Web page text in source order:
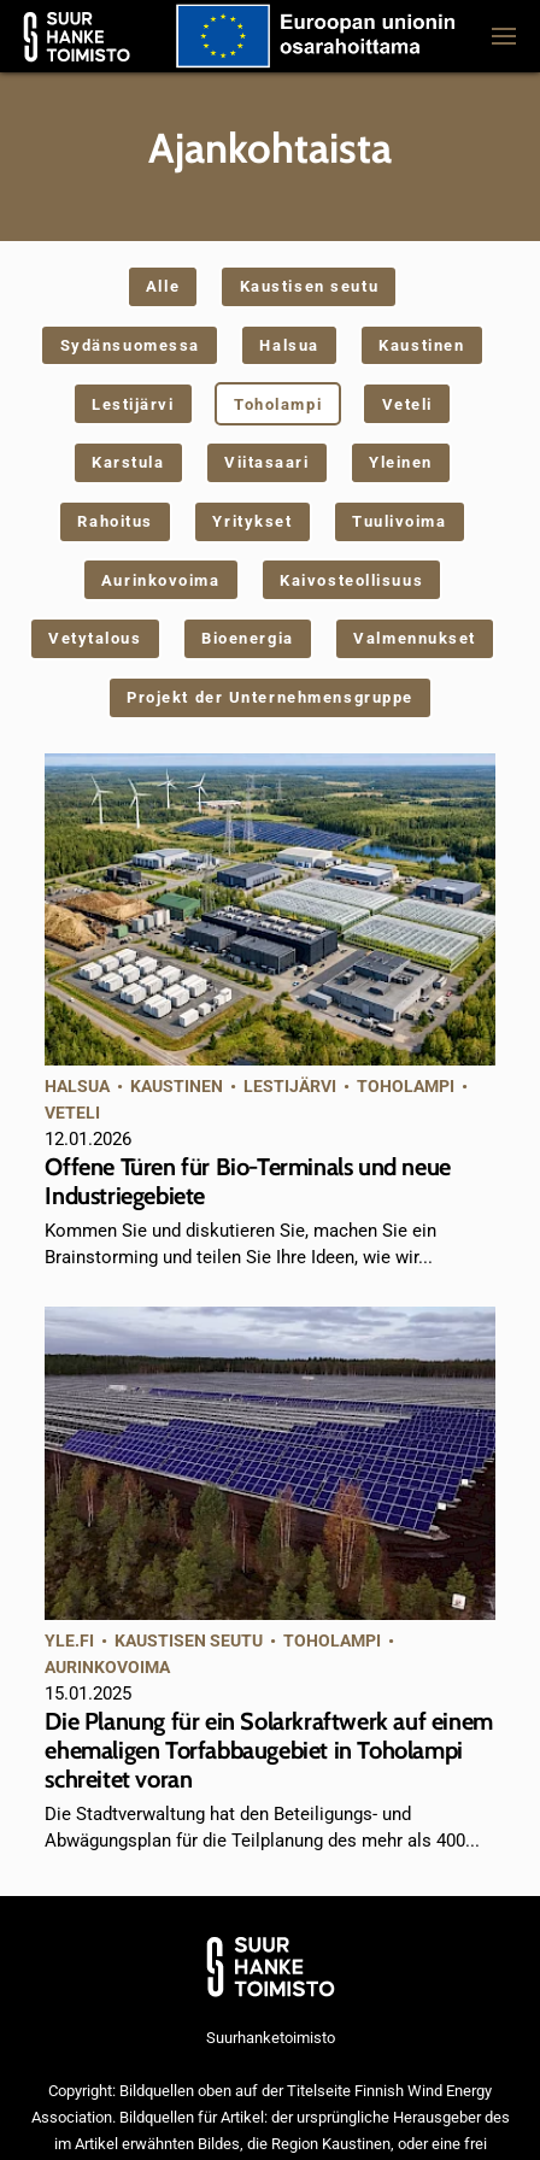
Ajankohtaista
Alle Kaustisen seutu
Sydänsuomessa Halsua Kaustinen
Lestijärvi Toholampi Veteli
Karstula Viitasaari Yleinen
Rahoitus Yritykset Tuulivoima
Aurinkovoima Kaivosteollisuus
Vetytalous Bioenergia Valmennukset
Projekt der Unternehmensgruppe
HALSUA • KAUSTINEN • LESTIJÄRVI •TOHOLAMPI •
VETELI
12.01.2026
Offene Türen für Bio-Terminals und neue
Industriegebiete
Kommen Sie und diskutieren Sie, machen Sie ein
Brainstorming und teilen Sie Ihre Ideen, wie wir...
YLE.FI • KAUSTISEN SEUTU •TOHOLAMPI •
AURINKOVOIMA
15.01.2025
Die Planung für ein Solarkraftwerk auf einem
ehemaligen Torfabbaugebiet in Toholampi
schreitet voran
Die Stadtverwaltung hat den Beteiligungs- und
Abwägungsplan für die Teilplanung des mehr als 400...
Suurhanketoimisto
Copyright: Bildquellen oben auf der Titelseite Finnish Wind Energy
Association. Bildquellen für Artikel: der ursprüngliche Herausgeber des
im Artikel erwähnten Bildes, die Region Kaustinen, oder eine frei